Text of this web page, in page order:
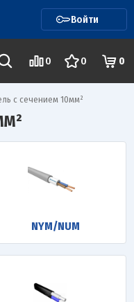
Войти
0 0 0
с сечением 10мм²
NYM/NUM